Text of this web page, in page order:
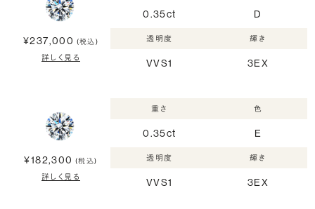
¥237,000 (税込)
詳しく見る
0.35ct D
透明度
VVS1
輝き
3EX
¥182,300 (税込)
詳しく見る
重さ
0.35ct
色
E
透明度
VVS1
輝き
3EX